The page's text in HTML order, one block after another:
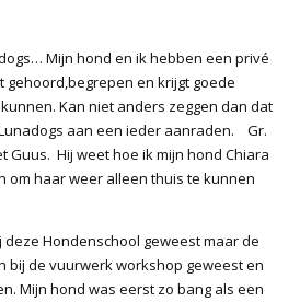
Mijn hond en ik hebben een privé
gehoord,begrepen en krijgt goede
Kan niet anders zeggen dan dat
aan een ieder aanraden. Gr.
Guus. Hij weet hoe ik mijn hond Chiara
om haar weer alleen thuis te kunnen
Hondenschool geweest maar de
bij de vuurwerk workshop geweest en
Mijn hond was eerst zo bang als een